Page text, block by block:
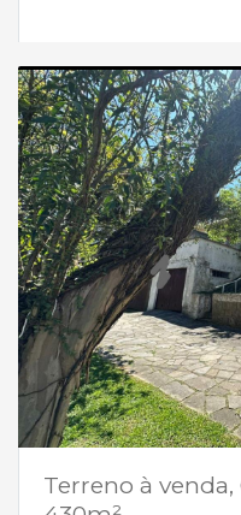
Terreno à venda,